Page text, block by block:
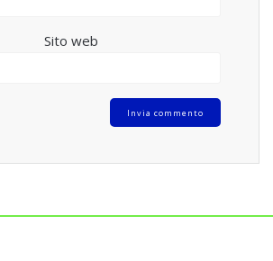
Sito web